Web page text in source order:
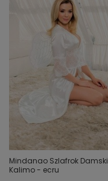
Mindanao Szlafrok Damski
Kalimo - ecru